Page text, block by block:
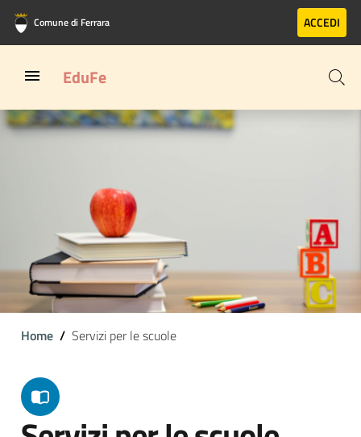
Vai al contenuto principale
Vai al footer
Comune di Ferrara ACCEDI
EduFe
Home Servizi per le scuole